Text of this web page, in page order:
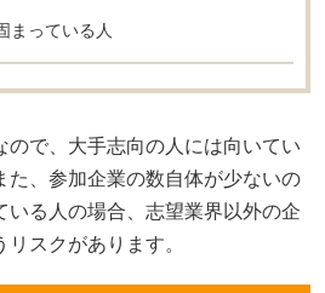
まっている人
ので、大手志向の人には向いてい
た、参加企業の数自体が少ないの
いる人の場合、志望業界以外の企
スクがあります。